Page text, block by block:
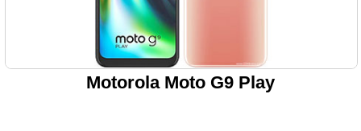
Motorola Moto G9 Play